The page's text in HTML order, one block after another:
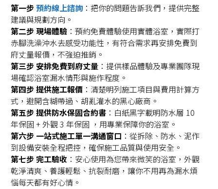
第一步預約線上諮詢 ：把你的問題告訴我們，提供完整
建議與規劃方向。
第二步現場體驗 ：預約免費體驗使用實體浴室，實際打
赤腳洗澡沖水去感受功能性，有符合需求再安排免費到
府丈量報價，不強迫推銷。
第三步 安排免費到府丈量 ：提供樣品體驗及專業團隊現
場確認浴室漏水情形與施作程度。
第四步提供施工報價 ：清楚明列施工項目與費用計算方
式，避開含糊帶過、胡亂灌水的黑心廠商。
第五步提供防水保固合約書 ：白紙黑字載明防水層 10
年保固 + 外觀 3 年保固 ，用專業保障你的浴室。
第六步 一站式施工單一溝通窗口 ：從拆除、防水、泥作
到設備安裝全程把控，確保施工品質與使用安全。
第七步 完工驗收 ：安心使用為您帶來微笑的浴室，外觀
乾淨清爽、養護輕鬆、抗裂耐磨，讓你不用再為漏水煩
惱每天都有好心情。